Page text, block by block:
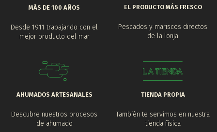
MÁS DE 100 AÑOS
Desde 1911 trabajando con el
mejor producto del mar
EL PRODUCTO MÁS FRESCO
Pescados y mariscos directos
de la lonja
AHUMADOS ARTESANALES
Descubre nuestros procesos
de ahumado
TIENDA PROPIA
También te servimos en nuestra
tienda física